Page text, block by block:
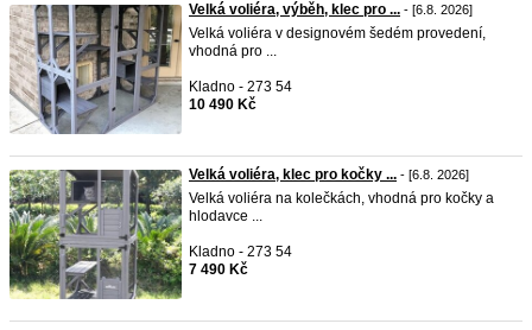
Velká voliéra, výběh, klec pro ... - [6.8. 2026]
Velká voliéra v designovém šedém provedení,
vhodná pro ...
Kladno - 273 54
10 490 Kč
Velká voliéra, klec pro kočky ... - [6.8. 2026]
Velká voliéra na kolečkách, vhodná pro kočky a
hlodavce ...
Kladno - 273 54
7 490 Kč